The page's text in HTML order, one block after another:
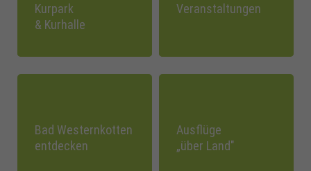
Kurpark
& Kurhalle
Veranstaltungen
Bad Westernkotten
entdecken
Ausflüge
„über Land"